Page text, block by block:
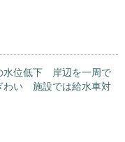
水位低下 岸辺を一周で
わい 施設では給水車対